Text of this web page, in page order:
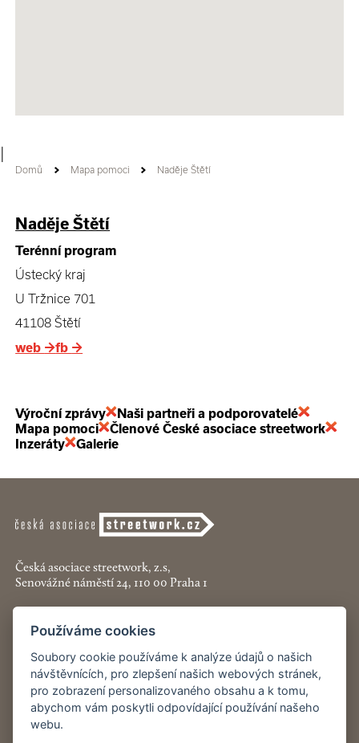
Domů Mapa pomoci Naděje Štětí
Naděje Štětí
Terénní program
Ústecký kraj
U Tržnice 701
41108 Štětí
web →fb →
Výroční zprávy
Naši partneři a podporovatelé
Mapa pomoci
Členové České asociace streetwork
Inzeráty
Galerie
Česká asociace streetwork, z.s,
Senovážné náměstí 24, 110 00 Praha 1
+420 774 913 777
asociace@streetwork.cz
Nastavení cookies
Restartshop.cz
Používáme cookies
Soubory cookie používáme k analýze údajů o našich
návštěvnících, pro zlepšení našich webových stránek,
pro zobrazení personalizovaného obsahu a k tomu,
abychom vám poskytli odpovídající používání našeho
webu.